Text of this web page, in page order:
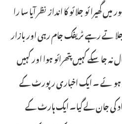
گھیرا ئو جلا ئو کا انداز نظر آیا سا را
تے رہے ٹریفک جام رہی اور بازار
جا سکے کہیں پتھرائو ہوا اور کہیں
ہو ئے ۔ ایک اخباری رپورٹ کے
کی جان لے گیا۔ ایک ہارٹ کے